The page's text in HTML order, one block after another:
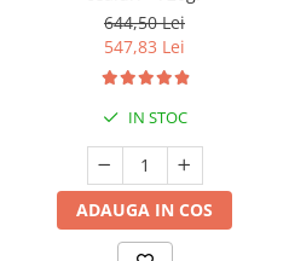
644,50 Lei
547,83 Lei
IN STOC
ADAUGA IN COS